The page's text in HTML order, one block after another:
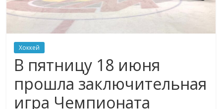
Хоккей
В пятницу 18 июня
прошла заключительная
игра Чемпионата